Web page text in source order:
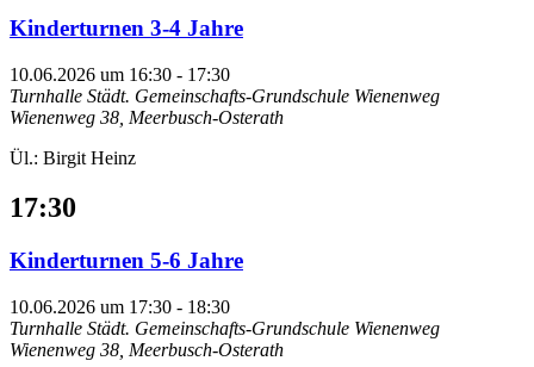
Kinderturnen 3-4 Jahre
10.06.2026 um 16:30 - 17:30
Turnhalle Städt. Gemeinschafts-Grundschule Wienenweg
Wienenweg 38, Meerbusch-Osterath
Ül.: Birgit Heinz
17:30
Kinderturnen 5-6 Jahre
10.06.2026 um 17:30 - 18:30
Turnhalle Städt. Gemeinschafts-Grundschule Wienenweg
Wienenweg 38, Meerbusch-Osterath